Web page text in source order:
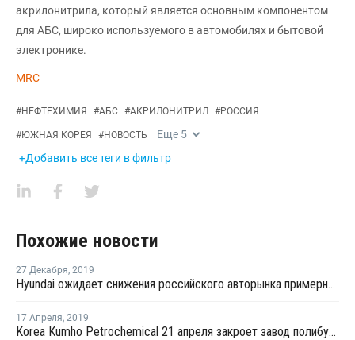
акрилонитрила, который является основным компонентом
для АБС, широко используемого в автомобилях и бытовой
электронике.
MRC
#НЕФТЕХИМИЯ #АБС #АКРИЛОНИТРИЛ #РОССИЯ
#ЮЖНАЯ КОРЕЯ #НОВОСТЬ Еще 5
+Добавить все теги в фильтр
Похожие новости
27 Декабря, 2019
Hyundai ожидает снижения российского авторынка примерно на 3% в 2020 году
17 Апреля, 2019
Korea Kumho Petrochemical 21 апреля закроет завод полибутадиенового каучука в Йосу на плановый ремонт